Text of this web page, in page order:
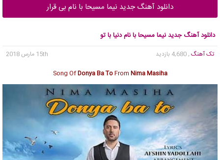
دانلود آهنگ جدید نیما مسیحا با نام بی قرار
دانلود آهنگ جدید نیما مسیحا با نام دنیا با تو
تک آهنگ , 4,680 بازدید
15th مارس 2018
Song OfDonya Ba ToFrom Nima Masiha